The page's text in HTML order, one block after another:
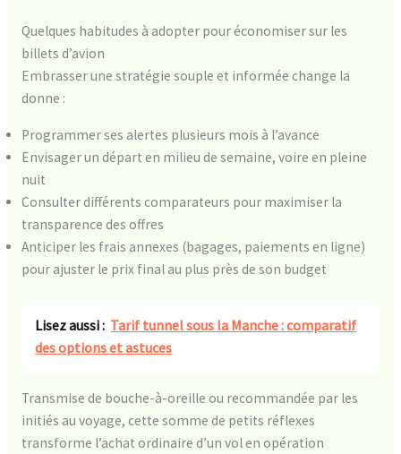
Quelques habitudes à adopter pour économiser sur les
billets d’avion
Embrasser une stratégie souple et informée change la
donne :
Programmer ses alertes plusieurs mois à l’avance
Envisager un départ en milieu de semaine, voire en pleine
nuit
Consulter différents comparateurs pour maximiser la
transparence des offres
Anticiper les frais annexes (bagages, paiements en ligne)
pour ajuster le prix final au plus près de son budget
Lisez aussi : Tarif tunnel sous la Manche : comparatif
des options et astuces
Transmise de bouche-à-oreille ou recommandée par les
initiés au voyage, cette somme de petits réflexes
transforme l’achat ordinaire d’un vol en opération